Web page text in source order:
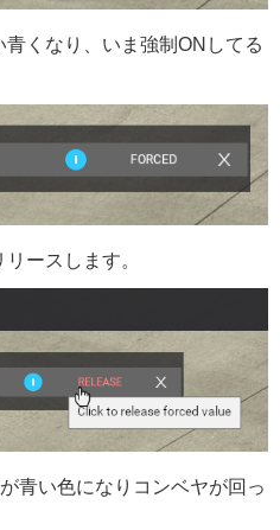
くなり、いま強制ONしてる
ースします。
青い色になりコンベヤが回っ